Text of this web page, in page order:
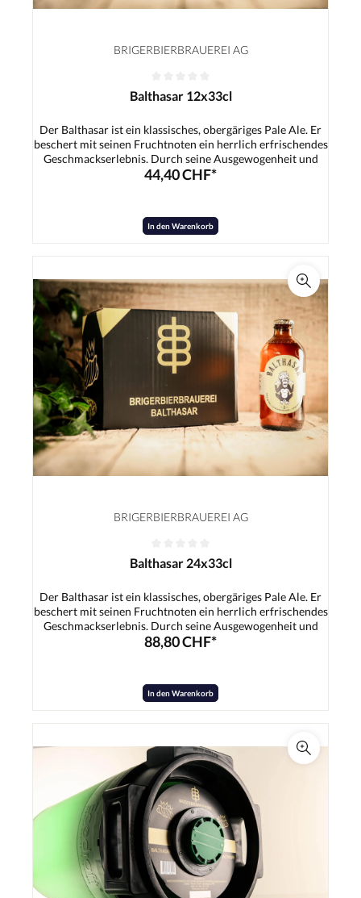
BRIGERBIERBRAUEREI AG
Balthasar 12x33cl
Der Balthasar ist ein klassisches, obergäriges Pale Ale. Er
beschert mit seinen Fruchtnoten ein herrlich erfrischendes
Geschmackserlebnis. Durch seine Ausgewogenheit und
dem leicht exotischen Hauch ist er der ideale Begleiter für
44,40 CHF*
In den Warenkorb
BRIGERBIERBRAUEREI AG
Balthasar 24x33cl
Der Balthasar ist ein klassisches, obergäriges Pale Ale. Er
beschert mit seinen Fruchtnoten ein herrlich erfrischendes
Geschmackserlebnis. Durch seine Ausgewogenheit und
dem leicht exotischen Hauch ist er der ideale Begleiter für
88,80 CHF*
In den Warenkorb